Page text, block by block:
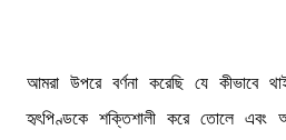
আমরা উপরে বর্ণনা করেছি যে কীভাবে
হৃৎপিণ্ডকে শক্তিশালী করে তোলে